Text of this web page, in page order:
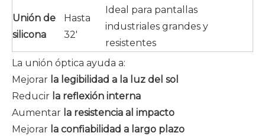
Unión de
silicona
Hasta
32'
Ideal para pantallas
industriales grandes y
resistentes
La unión óptica ayuda a:
Mejorar la legibilidad a la luz del sol
Reducir la reflexión interna
Aumentar la resistencia al impacto
Mejorar la confiabilidad a largo plazo